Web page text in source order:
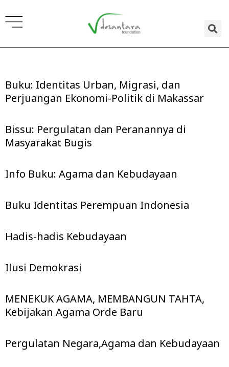
ke
konten
Buku: Identitas Urban, Migrasi, dan
Perjuangan Ekonomi-Politik di Makassar
Bissu: Pergulatan dan Peranannya di
Masyarakat Bugis
Info Buku: Agama dan Kebudayaan
Buku Identitas Perempuan Indonesia
Hadis-hadis Kebudayaan
Ilusi Demokrasi
MENEKUK AGAMA, MEMBANGUN TAHTA,
Kebijakan Agama Orde Baru
Pergulatan Negara,Agama dan Kebudayaan
PagePagePage